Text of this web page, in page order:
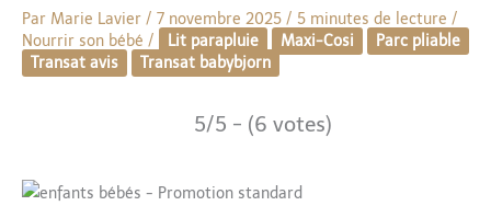
Par Marie Lavier / 7 novembre 2025 / 5 minutes de lecture /
Nourrir son bébé / Lit parapluie Maxi-Cosi
Parc pliable
Transat avis
Transat babybjorn
5/5 - (6 votes)